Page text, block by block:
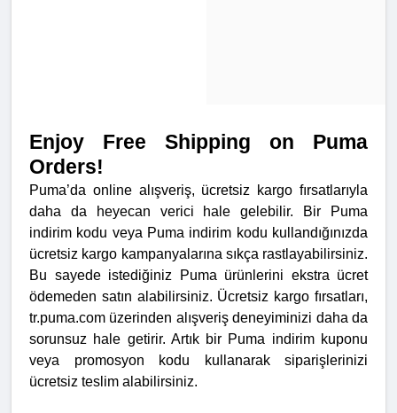
Enjoy Free Shipping on Puma
Orders!
Puma’da online alışveriş, ücretsiz kargo fırsatlarıyla
daha da heyecan verici hale gelebilir. Bir Puma
indirim kodu veya Puma indirim kodu kullandığınızda
ücretsiz kargo kampanyalarına sıkça rastlayabilirsiniz.
Bu sayede istediğiniz Puma ürünlerini ekstra ücret
ödemeden satın alabilirsiniz. Ücretsiz kargo fırsatları,
tr.puma.com üzerinden alışveriş deneyiminizi daha da
sorunsuz hale getirir. Artık bir Puma indirim kuponu
veya promosyon kodu kullanarak siparişlerinizi
ücretsiz teslim alabilirsiniz.